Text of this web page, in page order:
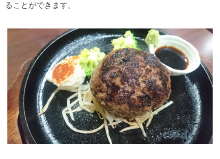
ることができます。